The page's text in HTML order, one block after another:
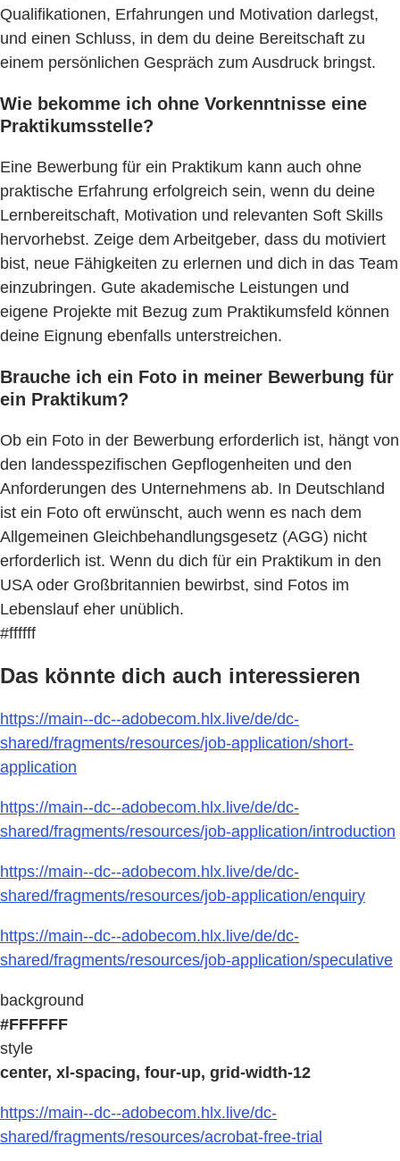
Qualifikationen, Erfahrungen und Motivation darlegst,
und einen Schluss, in dem du deine Bereitschaft zu
einem persönlichen Gespräch zum Ausdruck bringst.
Wie bekomme ich ohne Vorkenntnisse eine
Praktikumsstelle?
Eine Bewerbung für ein Praktikum kann auch ohne
praktische Erfahrung erfolgreich sein, wenn du deine
Lernbereitschaft, Motivation und relevanten Soft Skills
hervorhebst. Zeige dem Arbeitgeber, dass du motiviert
bist, neue Fähigkeiten zu erlernen und dich in das Team
einzubringen. Gute akademische Leistungen und
eigene Projekte mit Bezug zum Praktikumsfeld können
deine Eignung ebenfalls unterstreichen.
Brauche ich ein Foto in meiner Bewerbung für
ein Praktikum?
Ob ein Foto in der Bewerbung erforderlich ist, hängt von
den landesspezifischen Gepflogenheiten und den
Anforderungen des Unternehmens ab. In Deutschland
ist ein Foto oft erwünscht, auch wenn es nach dem
Allgemeinen Gleichbehandlungsgesetz (AGG) nicht
erforderlich ist. Wenn du dich für ein Praktikum in den
USA oder Großbritannien bewirbst, sind Fotos im
Lebenslauf eher unüblich.
#ffffff
Das könnte dich auch interessieren
https://main--dc--adobecom.hlx.live/de/dc-
shared/fragments/resources/job-application/short-
application
https://main--dc--adobecom.hlx.live/de/dc-
shared/fragments/resources/job-application/introduction
https://main--dc--adobecom.hlx.live/de/dc-
shared/fragments/resources/job-application/enquiry
https://main--dc--adobecom.hlx.live/de/dc-
shared/fragments/resources/job-application/speculative
background
#FFFFFF
style
center, xl-spacing, four-up, grid-width-12
https://main--dc--adobecom.hlx.live/dc-
shared/fragments/resources/acrobat-free-trial